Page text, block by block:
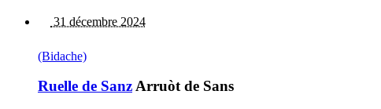
31 décembre 2024
(Bidache)
Ruelle de SanzArruòt de Sans